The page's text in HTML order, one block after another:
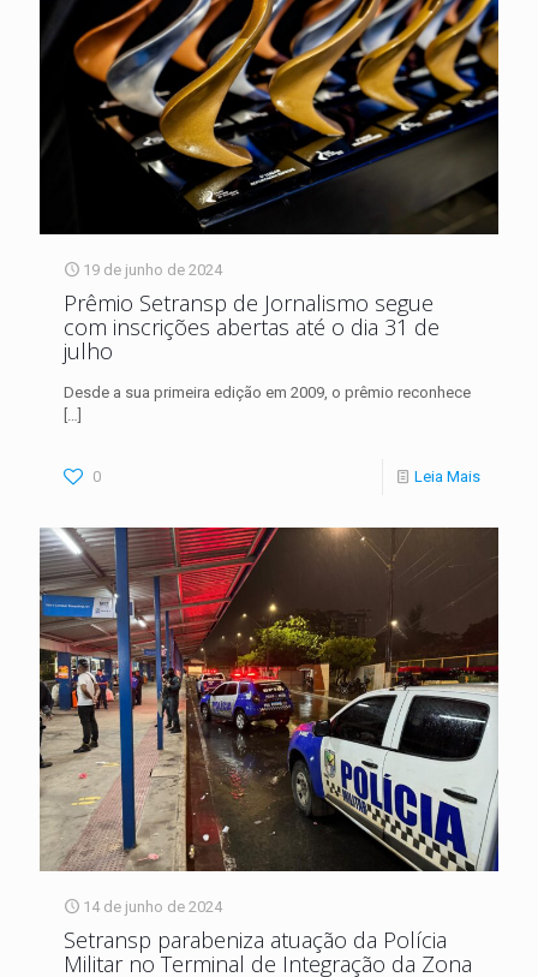
19 de junho de 2024
Prêmio Setransp de Jornalismo segue
com inscrições abertas até o dia 31 de
julho
Desde a sua primeira edição em 2009, o prêmio reconhece
0 Leia Mais
14 de junho de 2024
Setransp parabeniza atuação da Polícia
Militar no Terminal de Integração da Zona